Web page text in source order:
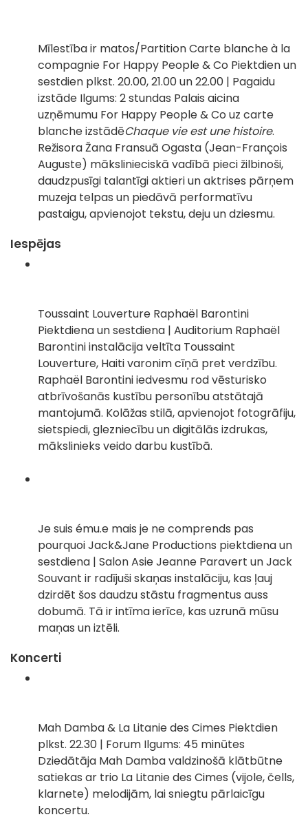
Mīlestība ir matos/Partition Carte blanche à la
compagnie For Happy People & Co Piektdien un
sestdien plkst. 20.00, 21.00 un 22.00 | Pagaidu
izstāde Ilgums: 2 stundas Palais aicina
uzņēmumu For Happy People & Co uz carte
blanche izstādēChaque vie est une histoire.
Režisora Žana Fransuā Ogasta (Jean-François
Auguste) mākslinieciskā vadībā pieci žilbinoši,
daudzpusīgi talantīgi aktieri un aktrises pārņem
muzeja telpas un piedāvā performatīvu
pastaigu, apvienojot tekstu, deju un dziesmu.
Iespējas
Toussaint Louverture Raphaël Barontini
Piektdiena un sestdiena | Auditorium Raphaël
Barontini instalācija veltīta Toussaint
Louverture, Haiti varonim cīņā pret verdzību.
Raphaël Barontini iedvesmu rod vēsturisko
atbrīvošanās kustību personību atstātajā
mantojumā. Kolāžas stilā, apvienojot fotogrāfiju,
sietspiedi, glezniecību un digitālās izdrukas,
mākslinieks veido darbu kustībā.
Je suis ému.e mais je ne comprends pas
pourquoi Jack&Jane Productions piektdiena un
sestdiena | Salon Asie Jeanne Paravert un Jack
Souvant ir radījuši skaņas instalāciju, kas ļauj
dzirdēt šos daudzu stāstu fragmentus auss
dobumā. Tā ir intīma ierīce, kas uzrunā mūsu
maņas un iztēli.
Koncerti
Mah Damba & La Litanie des Cimes Piektdien
plkst. 22.30 | Forum Ilgums: 45 minūtes
Dziedātāja Mah Damba valdzinošā klātbūtne
satiekas ar trio La Litanie des Cimes (vijole, čells,
klarnete) melodijām, lai sniegtu pārlaicīgu
koncertu.